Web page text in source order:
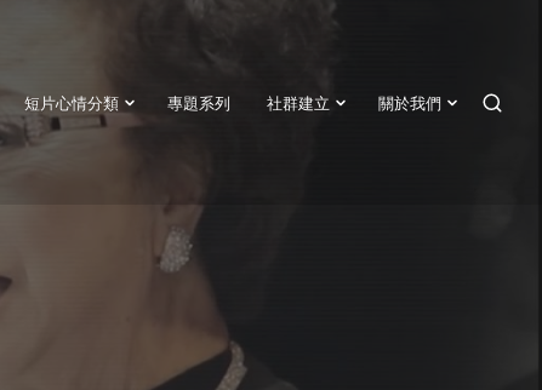
短片心情分類 專題系列 社群建立 關於我們